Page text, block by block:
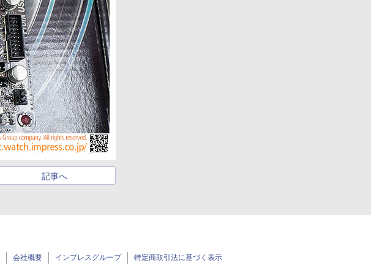
記事へ
会社概要 インプレスグループ 特定商取引法に基づく表示